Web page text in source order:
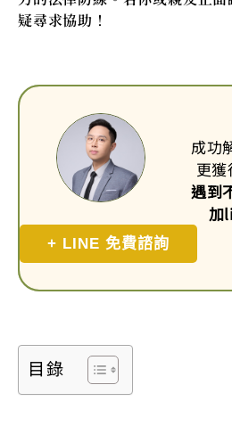
疑尋求協助！
成功
更
遇到
加
+ LINE 免費諮詢
目錄